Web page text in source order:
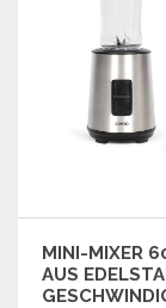
MINI-MIXER
AUS